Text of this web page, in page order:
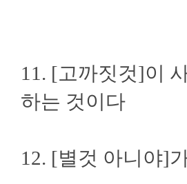
11. [고까짓것]이
하는 것이다
12. [별것 아니야]